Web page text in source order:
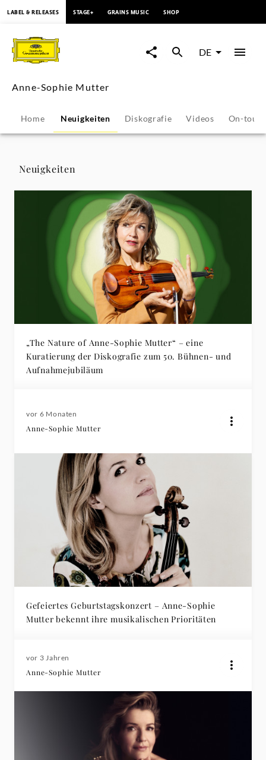
Sophie
Mutter
Neuigkeiten
Deutsche
Grammophon
LABEL & RELEASES STAGE+ GRAINS MUSIC SHOP
DE
Anne-Sophie Mutter
Home Neuigkeiten Diskografie Videos On-tour
Neuigkeiten
„The Nature of Anne-Sophie Mutter“ – eine
Kuratierung der Diskografie zum 50. Bühnen- und
Aufnahmejubiläum
vor 6 Monaten
Anne-Sophie Mutter
Gefeiertes Geburtstagskonzert – Anne-Sophie
Mutter bekennt ihre musikalischen Prioritäten
vor 3 Jahren
Anne-Sophie Mutter